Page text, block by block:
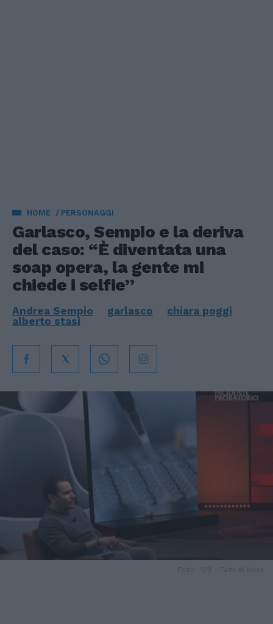
HOME PERSONAGGI
Garlasco, Sempio e la deriva
del caso: “È diventata una
soap opera, la gente mi
chiede i selfie”
Andrea Sempio garlasco
chiara poggi
alberto stasi